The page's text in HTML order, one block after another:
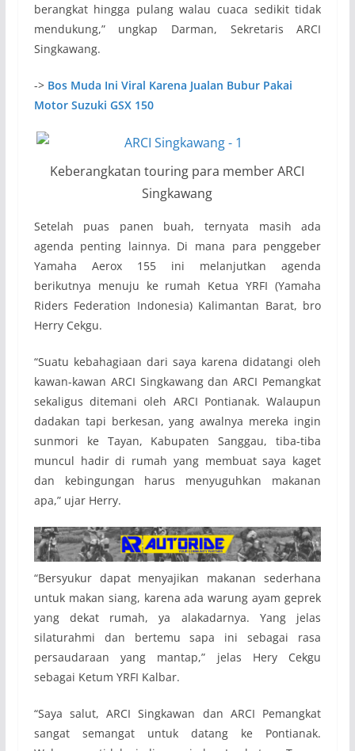
berangkat hingga pulang walau cuaca sedikit tidak
mendukung,” ungkap Darman, Sekretaris ARCI
Singkawang.
-> Bos Muda Ini Viral Karena Jualan Bubur Pakai
Motor Suzuki GSX 150
Keberangkatan touring para member ARCI
Singkawang
Setelah puas panen buah, ternyata masih ada
agenda penting lainnya. Di mana para penggeber
Yamaha Aerox 155 ini melanjutkan agenda
berikutnya menuju ke rumah Ketua YRFI (Yamaha
Riders Federation Indonesia) Kalimantan Barat, bro
Herry Cekgu.
“Suatu kebahagiaan dari saya karena didatangi oleh
kawan-kawan ARCI Singkawang dan ARCI Pemangkat
sekaligus ditemani oleh ARCI Pontianak. Walaupun
dadakan tapi berkesan, yang awalnya mereka ingin
sunmori ke Tayan, Kabupaten Sanggau, tiba-tiba
muncul hadir di rumah yang membuat saya kaget
dan kebingungan harus menyuguhkan makanan
apa,” ujar Herry.
“Bersyukur dapat menyajikan makanan sederhana
untuk makan siang, karena ada warung ayam geprek
yang dekat rumah, ya alakadarnya. Yang jelas
silaturahmi dan bertemu sapa ini sebagai rasa
persaudaraan yang mantap,” jelas Hery Cekgu
sebagai Ketum YRFI Kalbar.
“Saya salut, ARCI Singkawan dan ARCI Pemangkat
sangat semangat untuk datang ke Pontianak.